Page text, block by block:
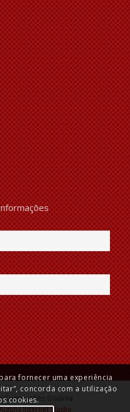
Goiânia
Internet Studio
fornecer uma experiência
concorda com a utilização
cookies.